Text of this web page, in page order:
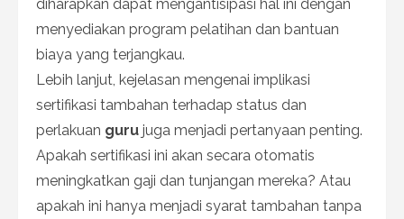
diharapkan dapat mengantisipasi hal ini dengan
menyediakan program pelatihan dan bantuan
biaya yang terjangkau.
Lebih lanjut, kejelasan mengenai implikasi
sertifikasi tambahan terhadap status dan
perlakuan guru juga menjadi pertanyaan penting.
Apakah sertifikasi ini akan secara otomatis
meningkatkan gaji dan tunjangan mereka? Atau
apakah ini hanya menjadi syarat tambahan tanpa